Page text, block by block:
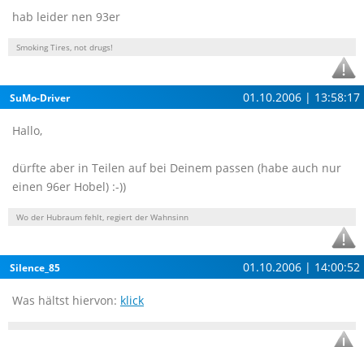
hab leider nen 93er
Smoking Tires, not drugs!
SuMo-Driver 01.10.2006 | 13:58:17
Hallo,
dürfte aber in Teilen auf bei Deinem passen (habe auch nur
einen 96er Hobel) :-))
Wo der Hubraum fehlt, regiert der Wahnsinn
Silence_85 01.10.2006 | 14:00:52
Was hältst hiervon: klick